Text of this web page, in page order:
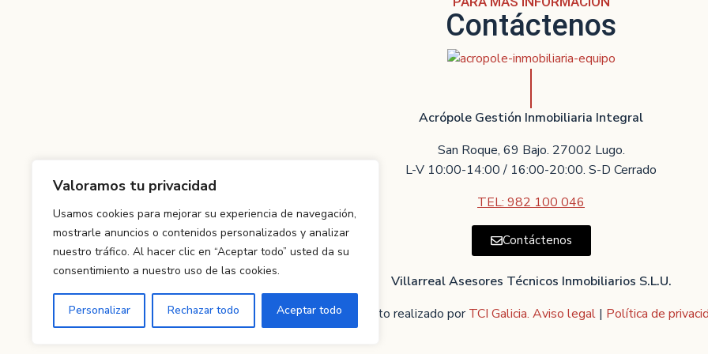
Valoramos tu privacidad
Usamos cookies para mejorar su experiencia de navegación,
mostrarle anuncios o contenidos personalizados y analizar
nuestro tráfico. Al hacer clic en “Aceptar todo” usted da su
consentimiento a nuestro uso de las cookies.
Personalizar Rechazar todo Aceptar todo
Contáctenos
Acrópole Gestión Inmobiliaria Integral
San Roque, 69 Bajo. 27002 Lugo.
L-V 10:00-14:00 / 16:00-20:00. S-D Cerrado
TEL: 982 100 046
Contáctenos
Villarreal Asesores Técnicos Inmobiliarios S.L.U.
Proyecto realizado porTCI Galicia. Aviso legal | Política de